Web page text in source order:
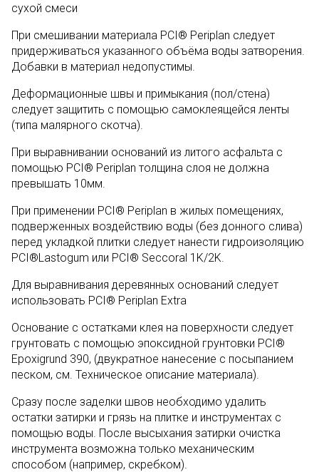
сухой смеси
При смешивании материала PCI® Periplan следует
придерживаться указанного объёма воды затворения.
Добавки в материал недопустимы.
Деформационные швы и примыкания (пол/стена)
следует защитить с помощью самоклеящейся ленты
(типа малярного скотча).
При выравнивании оснований из литого асфальта с
помощью PCI® Periplan толщина слоя не должна
превышать 10мм.
При применении PCI® Periplan в жилых помещениях,
подверженных воздействию воды (без донного слива)
перед укладкой плитки следует нанести гидроизоляцию
PCI®Lastogum или PCI® Seccoral 1K/2K.
Для выравнивания деревянных оснований следует
использовать PCI® Periplan Extra
Основание с остатками клея на поверхности следует
грунтовать с помощью эпоксидной грунтовки PCI®
Epoxigrund 390, (двукратное нанесение с посыпанием
песком, см. Техническое описание материала).
Сразу после заделки швов необходимо удалить
остатки затирки и грязь на плитке и инструментах с
помощью воды. После высыхания затирки очистка
инструмента возможна только механическим
способом (например, скребком).